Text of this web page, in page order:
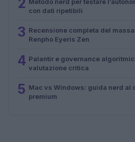
con dati ripetibili
3 Recensione completa del
Renpho Eyeris Zen
4 Palantir e governance
valutazione critica
5 Mac vs Windows: guida nerd al
premium